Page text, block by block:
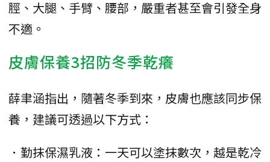
脛、大腿、手臂、腰部，嚴重者甚至會引發全身
不適。
皮膚保養3招防冬季乾癢
薛聿涵指出，隨著冬季到來，皮膚也應該同步保
養，建議可透過以下方式：
．勤抹保濕乳液：一天可以塗抹數次，越是乾冷